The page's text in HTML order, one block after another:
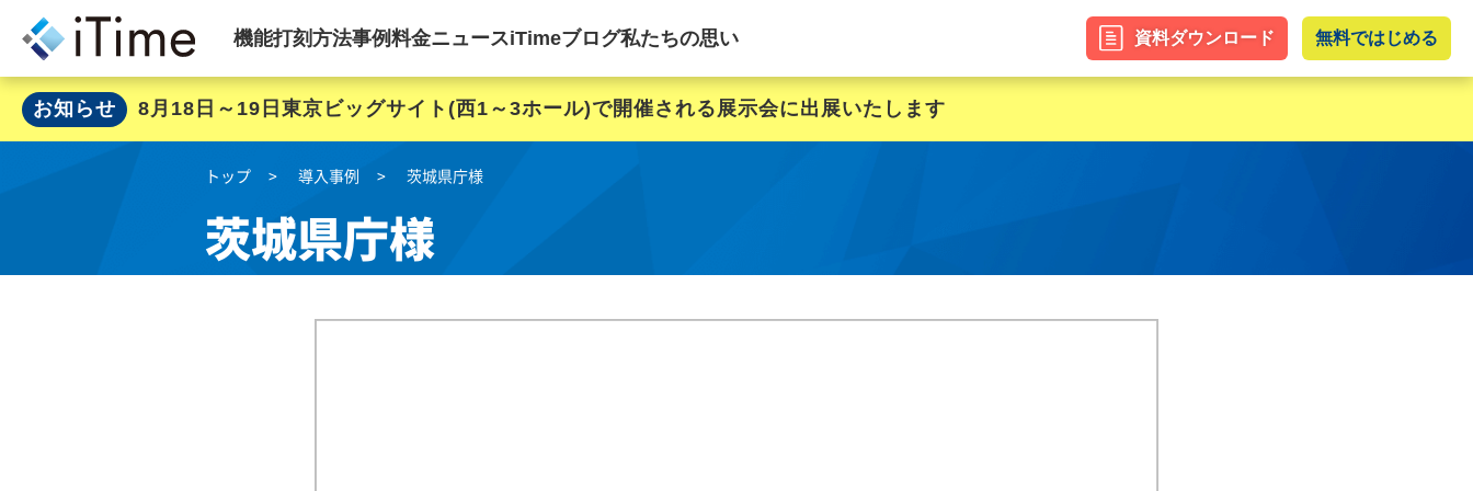
機能打刻方法事例料金ニュースiTimeブログ私たちの思い 資料ダウンロード 無料ではじめる
お知らせ 8月18日～19日東京ビッグサイト(西1～3ホール)で開催される展示会に出展いたします
トップ 導入事例 茨城県庁様
茨城県庁様